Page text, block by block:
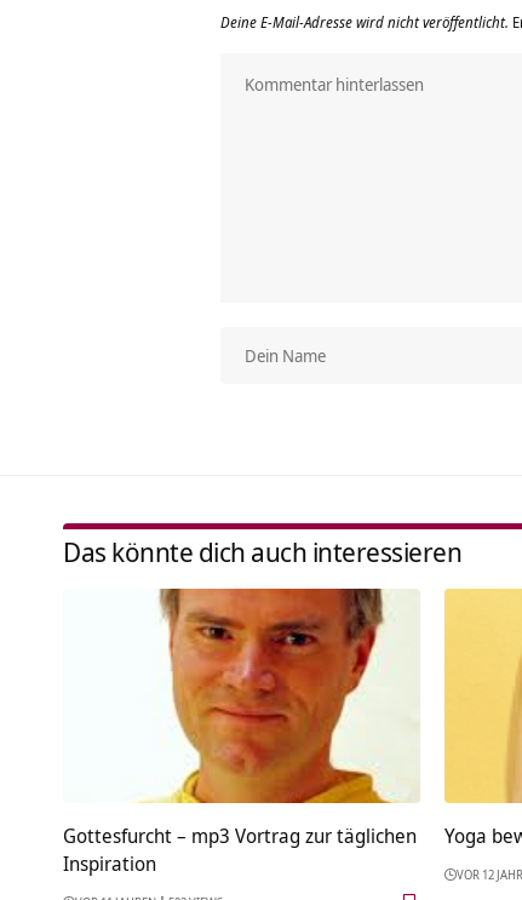
Deine E-Mail-Adresse wird nicht veröffentlicht.
Das könnte dich auch interessieren
Gottesfurcht – mp3 Vortrag zur täglichen
Inspiration
Yoga
VOR 12